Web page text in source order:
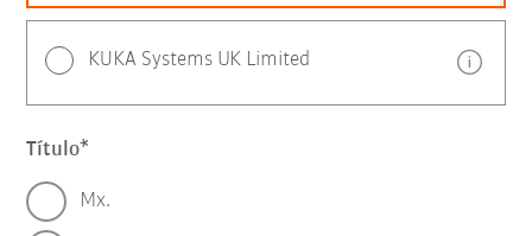
KUKA Systems UK Limited
Título
Mx.